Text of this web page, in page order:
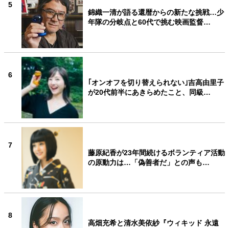
5
錦織一清が語る還暦からの新たな挑戦…少
年隊の分岐点と60代で挑む映画監督…
6
｢オンオフを切り替えられない｣吉高由里子
が20代前半にあきらめたこと、同級…
7
藤原紀香が23年間続けるボランティア活動
の原動力は…「偽善者だ」との声も…
8
高畑充希と清水美依紗『ウィキッド 永遠